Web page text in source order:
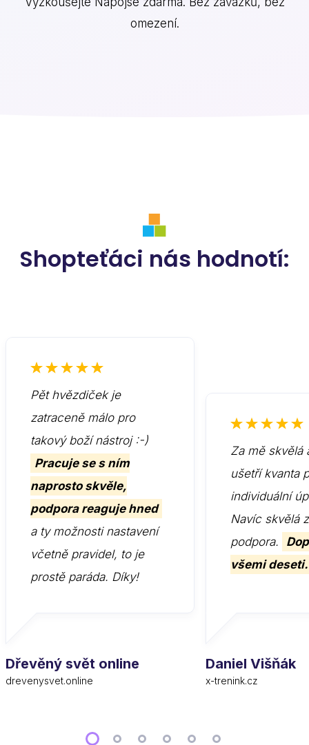
omezení.
Shopteťáci nás hodnotí:
Pět hvězdiček je
zatraceně málo pro
takový boží nástroj :-)
Pracuje se s ním
naprosto skvěle,
podpora reaguje hned
a ty možnosti nastavení
včetně pravidel, to je
prostě paráda. Díky!
Dřevěný svět online
drevenysvet.online
Za mě skvělá
ušetří kvanta
individuální
Navíc skvělá
podpora.
všemi deseti.
Daniel Višňák
x-trenink.cz